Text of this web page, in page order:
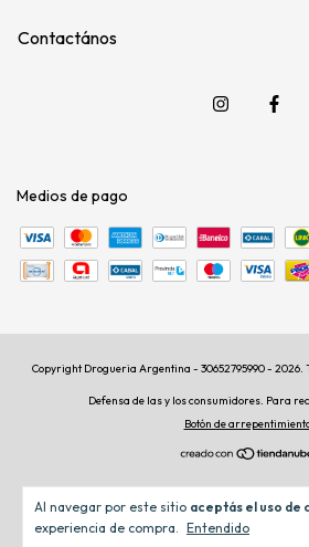
Al navegar por este sitio aceptás el uso de
experiencia de compra. Entendido
Contactános
Medios de pago
Copyright Drogueria Argentina - 30652795990 - 2026.
Defensa de las y los consumidores. Para
Botón de